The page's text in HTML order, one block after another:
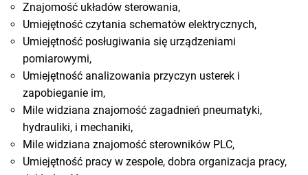
Znajomość układów sterowania,
Umiejętność czytania schematów elektrycznych,
Umiejętność posługiwania się urządzeniami
pomiarowymi,
Umiejętność analizowania przyczyn usterek i
zapobieganie im,
Mile widziana znajomość zagadnień pneumatyki,
hydrauliki, i mechaniki,
Mile widziana znajomość sterowników PLC,
Umiejętność pracy w zespole, dobra organizacja pracy,